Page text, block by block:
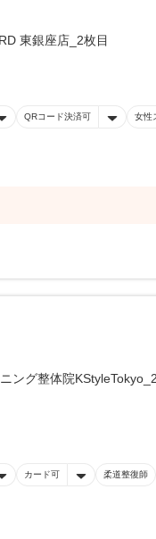
QRコード決済可 女性
カード可 柔道整復師